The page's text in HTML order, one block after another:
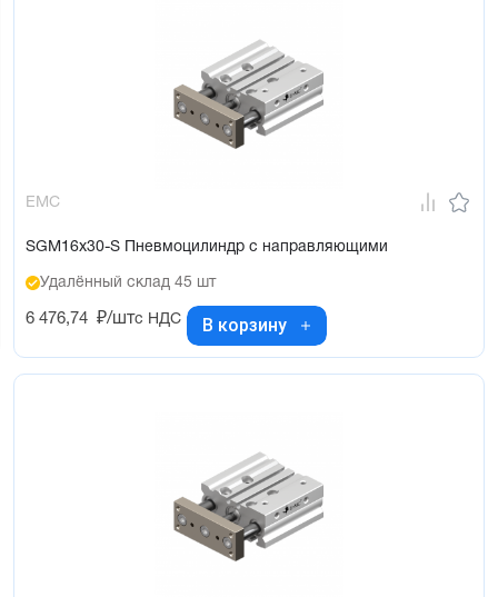
EMC
SGM16x30-S Пневмоцилиндр с направляющими
Удалённый склад 45 шт
6 476,74 ₽/штс НДС В корзину